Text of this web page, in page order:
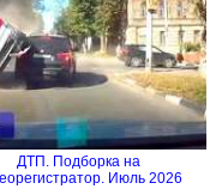
ДТП. Подборка на
Июль 2026